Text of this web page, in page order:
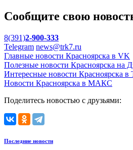
Сообщите свою
8(391)2-900-333
Telegram news@trk7.ru
Главные новости Красноярска в VK
Полезные новости Красноярска на
Интересные новости Красноярска в
Новости Красноярска в МАКС
Поделитесь новостью с друзьями:
Последние новости